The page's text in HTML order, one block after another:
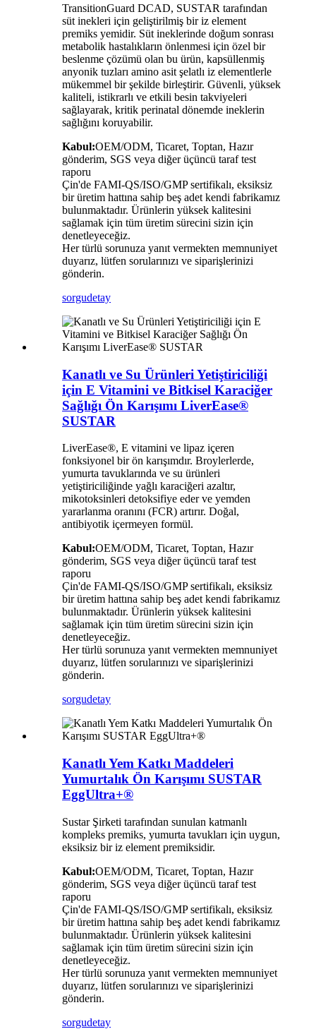
TransitionGuard DCAD, SUSTAR tarafından
süt inekleri için geliştirilmiş bir iz element
premiks yemidir. Süt ineklerinde doğum sonrası
metabolik hastalıkların önlenmesi için özel bir
beslenme çözümü olan bu ürün, kapsüllenmiş
anyonik tuzları amino asit şelatlı iz elementlerle
mükemmel bir şekilde birleştirir. Güvenli, yüksek
kaliteli, istikrarlı ve etkili besin takviyeleri
sağlayarak, kritik perinatal dönemde ineklerin
sağlığını koruyabilir.
Kabul:OEM/ODM, Ticaret, Toptan, Hazır
gönderim, SGS veya diğer üçüncü taraf test
raporu
Çin'de FAMI-QS/ISO/GMP sertifikalı, eksiksiz
bir üretim hattına sahip beş adet kendi fabrikamız
bulunmaktadır. Ürünlerin yüksek kalitesini
sağlamak için tüm üretim sürecini sizin için
denetleyeceğiz.
Her türlü sorunuza yanıt vermekten memnuniyet
duyarız, lütfen sorularınızı ve siparişlerinizi
gönderin.
sorgudetay
Kanatlı ve Su Ürünleri Yetiştiriciliği
için E Vitamini ve Bitkisel Karaciğer
Sağlığı Ön Karışımı LiverEase®
SUSTAR
LiverEase®, E vitamini ve lipaz içeren
fonksiyonel bir ön karışımdır. Broylerlerde,
yumurta tavuklarında ve su ürünleri
yetiştiriciliğinde yağlı karaciğeri azaltır,
mikotoksinleri detoksifiye eder ve yemden
yararlanma oranını (FCR) artırır. Doğal,
antibiyotik içermeyen formül.
Kabul:OEM/ODM, Ticaret, Toptan, Hazır
gönderim, SGS veya diğer üçüncü taraf test
raporu
Çin'de FAMI-QS/ISO/GMP sertifikalı, eksiksiz
bir üretim hattına sahip beş adet kendi fabrikamız
bulunmaktadır. Ürünlerin yüksek kalitesini
sağlamak için tüm üretim sürecini sizin için
denetleyeceğiz.
Her türlü sorunuza yanıt vermekten memnuniyet
duyarız, lütfen sorularınızı ve siparişlerinizi
gönderin.
sorgudetay
Kanatlı Yem Katkı Maddeleri
Yumurtalık Ön Karışımı SUSTAR
EggUltra+®
Sustar Şirketi tarafından sunulan katmanlı
kompleks premiks, yumurta tavukları için uygun,
eksiksiz bir iz element premiksidir.
Kabul:OEM/ODM, Ticaret, Toptan, Hazır
gönderim, SGS veya diğer üçüncü taraf test
raporu
Çin'de FAMI-QS/ISO/GMP sertifikalı, eksiksiz
bir üretim hattına sahip beş adet kendi fabrikamız
bulunmaktadır. Ürünlerin yüksek kalitesini
sağlamak için tüm üretim sürecini sizin için
denetleyeceğiz.
Her türlü sorunuza yanıt vermekten memnuniyet
duyarız, lütfen sorularınızı ve siparişlerinizi
gönderin.
sorgudetay